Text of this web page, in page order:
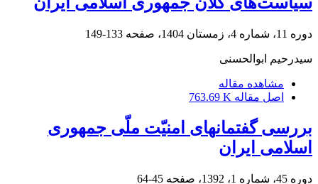
دوره 11، شماره 4، زمستان 1404، صفحه 133-149
سیدرحیم ابوالحسنی
مشاهده مقاله
اصل مقاله 763.69 K
بررسی گفتمان‎های امنیّت ملّی جمهوری
اسلامی ایران
دوره 45، شماره 1، 1392، صفحه 45-64